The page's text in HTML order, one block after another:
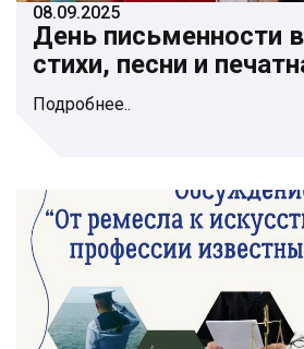
08.09.2025
День письменности
стихи, песни и
Подробнее..